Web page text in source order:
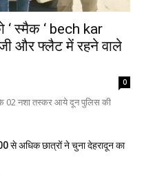
स्मैक ‘ bech kar
और फ्लैट में रहने वाले
0
02 नशा तस्कर आये दून पुलिस की
से अधिक छात्रों ने चुना देहरादून का